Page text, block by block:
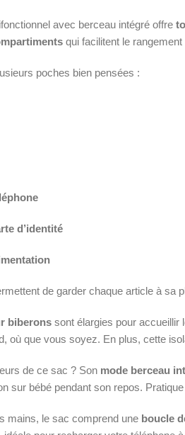
avec berceau intégré offre
qui facilitent le
poches bien pensées :
d’identité
de garder chaque article à sa
biberons sont élargies pour accueillir
où que vous soyez. En plus, cette
de ce sac ? Son mode berceau
sur bébé pendant son repos.
mains, le sac comprend une boucle